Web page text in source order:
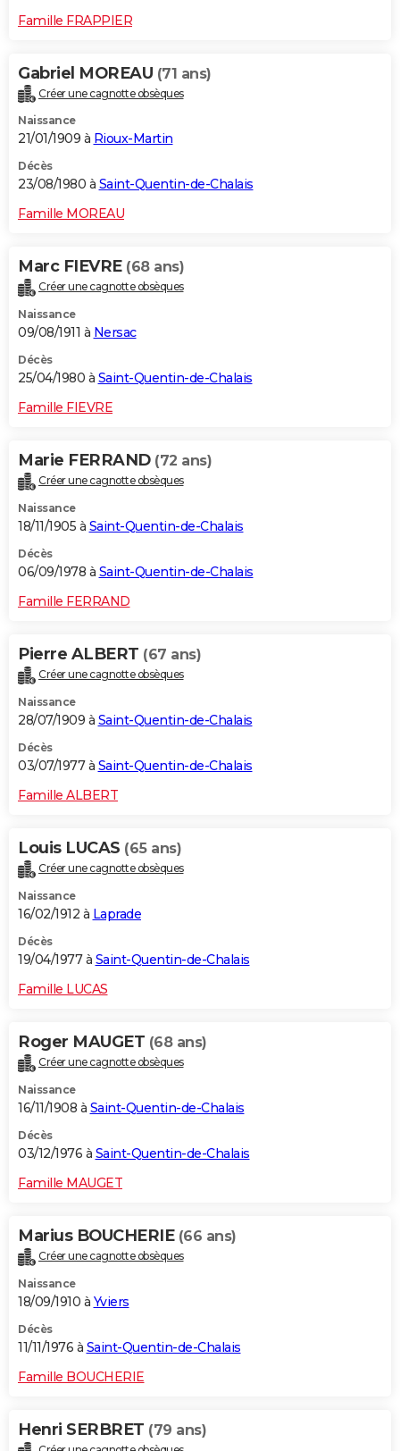
Famille FRAPPIER
Gabriel MOREAU (71 ans)
Créer une cagnotte obsèques
Naissance
21/01/1909 à Rioux-Martin
Décès
23/08/1980 à Saint-Quentin-de-Chalais
Famille MOREAU
Marc FIEVRE (68 ans)
Créer une cagnotte obsèques
Naissance
09/08/1911 à Nersac
Décès
25/04/1980 à Saint-Quentin-de-Chalais
Famille FIEVRE
Marie FERRAND (72 ans)
Créer une cagnotte obsèques
Naissance
18/11/1905 à Saint-Quentin-de-Chalais
Décès
06/09/1978 à Saint-Quentin-de-Chalais
Famille FERRAND
Pierre ALBERT (67 ans)
Créer une cagnotte obsèques
Naissance
28/07/1909 à Saint-Quentin-de-Chalais
Décès
03/07/1977 à Saint-Quentin-de-Chalais
Famille ALBERT
Louis LUCAS (65 ans)
Créer une cagnotte obsèques
Naissance
16/02/1912 à Laprade
Décès
19/04/1977 à Saint-Quentin-de-Chalais
Famille LUCAS
Roger MAUGET (68 ans)
Créer une cagnotte obsèques
Naissance
16/11/1908 à Saint-Quentin-de-Chalais
Décès
03/12/1976 à Saint-Quentin-de-Chalais
Famille MAUGET
Marius BOUCHERIE (66 ans)
Créer une cagnotte obsèques
Naissance
18/09/1910 à Yviers
Décès
11/11/1976 à Saint-Quentin-de-Chalais
Famille BOUCHERIE
Henri SERBRET (79 ans)